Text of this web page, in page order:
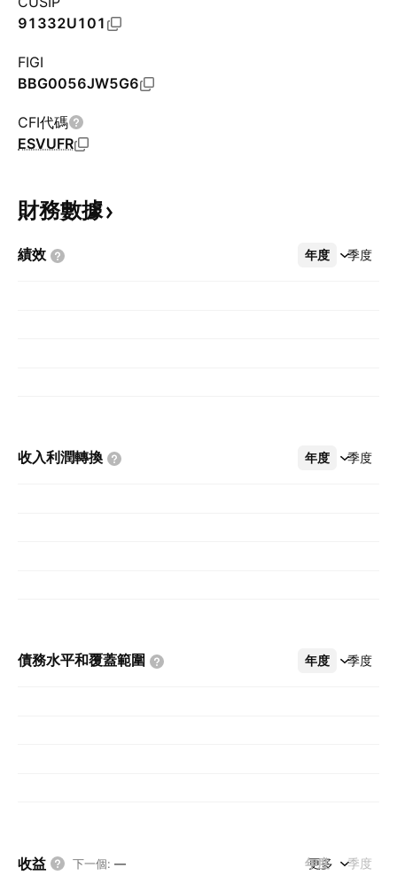
91332U101
FIGI
BBG0056JW5G6
CFI代碼
ESVUFR
財務數據
績效 年度 季度
更多
收入利潤轉換 年度 季度
更多
債務水平和覆蓋範圍 年度 季度
更多
收益 下一個: — 年度 季度
更多